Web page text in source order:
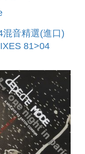
混音精選(進口)
81>04